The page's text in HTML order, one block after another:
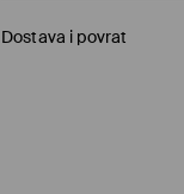
Materijal I :
Dostava i povrat